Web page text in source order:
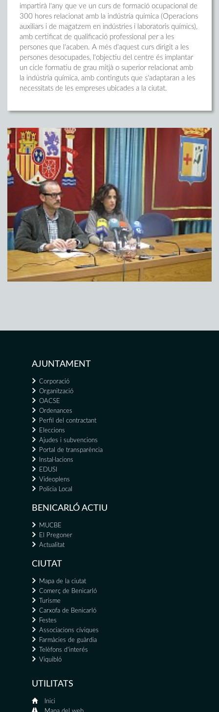
impartirà l'any que ve un curs de formació ocupacional de
300 hores relacionat amb la indústria química (Operacions
auxiliars i de magatzem en indústries i laboratoris químics),
amb certificat de qualificació professional per a les
persones que l'acaben. A més d'aquest curs dirigit a les
persones desocupades, l'objectiu del centre és implantar
un cicle formatiu de grau mitjà o superior relacionat amb
la indústria química, amb continguts que s'adaptaran a les
necessitats de les empreses ubicades a la ciutat.
AJUNTAMENT
Corporació
Organització
OACSE
Ordenances
Perfil del contractant
Eleccions
Ajudes i subvencions
Portal de transparència
Instal·lacions
EDUSI
Videoplens
Policia Local
BENICARLÓ ACTIU
MUCBE
El Pregoner
Actualitat
CIUTAT
Mapa de la ciutat
Comerç de Benicarló
Turisme
Carxofa de Benicarló
Festes
Associacions cíviques
Farmàcies de guàrdia
Telèfons d'interés
Viquibló
UTILITATS
Inici